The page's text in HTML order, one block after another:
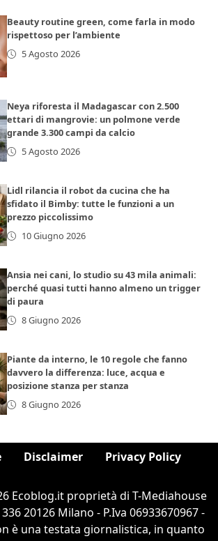
Beauty routine green, come farla in modo
rispettoso per l’ambiente
5 Agosto 2026
Neya riforesta il Madagascar con 2.500
ettari di mangrovie: un polmone verde
grande 3.300 campi da calcio
5 Agosto 2026
Lidl rilancia il robot da cucina che ha
sfidato il Bimby: tutte le funzioni a un
prezzo piccolissimo
10 Giugno 2026
Ansia nei cani, lo studio su 43 mila animali:
perché quasi tutti hanno almeno un trigger
di paura
8 Giugno 2026
Piante da interno, le 10 regole che fanno
davvero la differenza: luce, acqua e
posizione stanza per stanza
8 Giugno 2026
Disclaimer Privacy Policy
Ecoblog.it proprietà di T-Mediahouse
20126 Milano - P.Iva 06933670967 -
è una testata giornalistica, in quanto